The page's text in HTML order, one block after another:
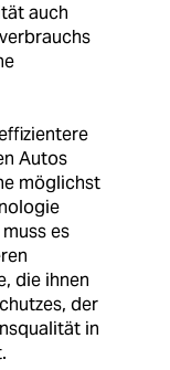
auch
Autos
möglichst
es
die ihnen
der
in